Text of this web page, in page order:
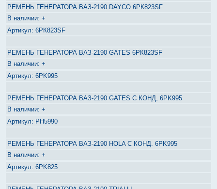
РЕМЕНЬ ГЕНЕРАТОРА ВАЗ-2190 DAYCO 6РК823SF
+
6РК823SF
РЕМЕНЬ ГЕНЕРАТОРА ВАЗ-2190 GATES 6РК823SF
+
6PK995
РЕМЕНЬ ГЕНЕРАТОРА ВАЗ-2190 GATES С КОНД, 6PK995
+
PH5990
РЕМЕНЬ ГЕНЕРАТОРА ВАЗ-2190 HOLA С КОНД. 6PK995
+
6PK825